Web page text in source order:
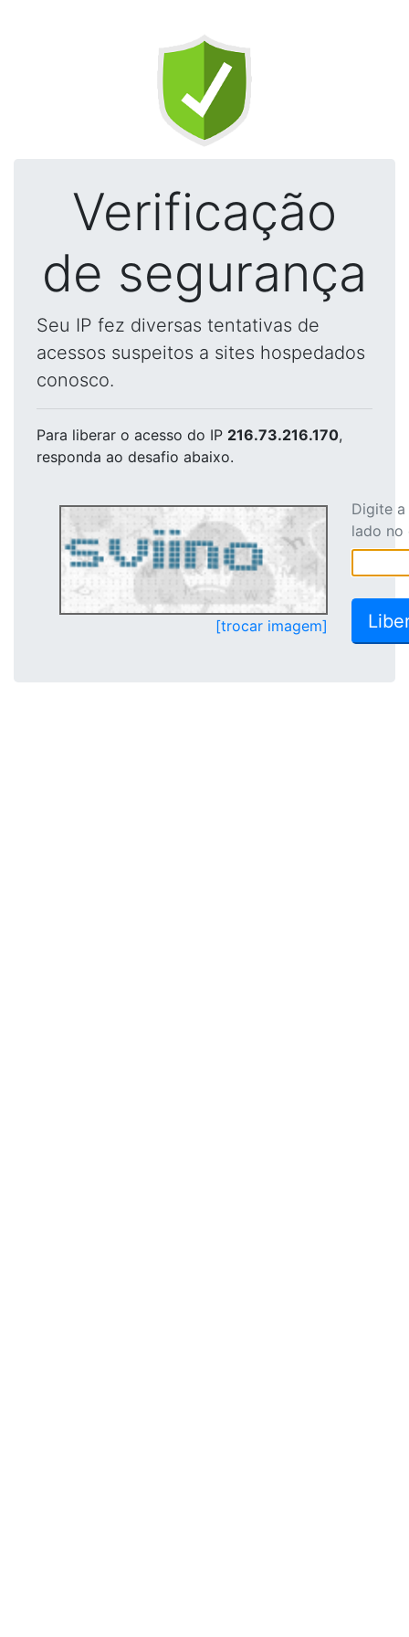
Verificação
de segurança
Seu IP fez diversas tentativas de
acessos suspeitos a sites hospedados
conosco.
Para liberar o acesso do IP 216.73.216.170,
responda ao desafio abaixo.
[trocar imagem]
Digite
lado no